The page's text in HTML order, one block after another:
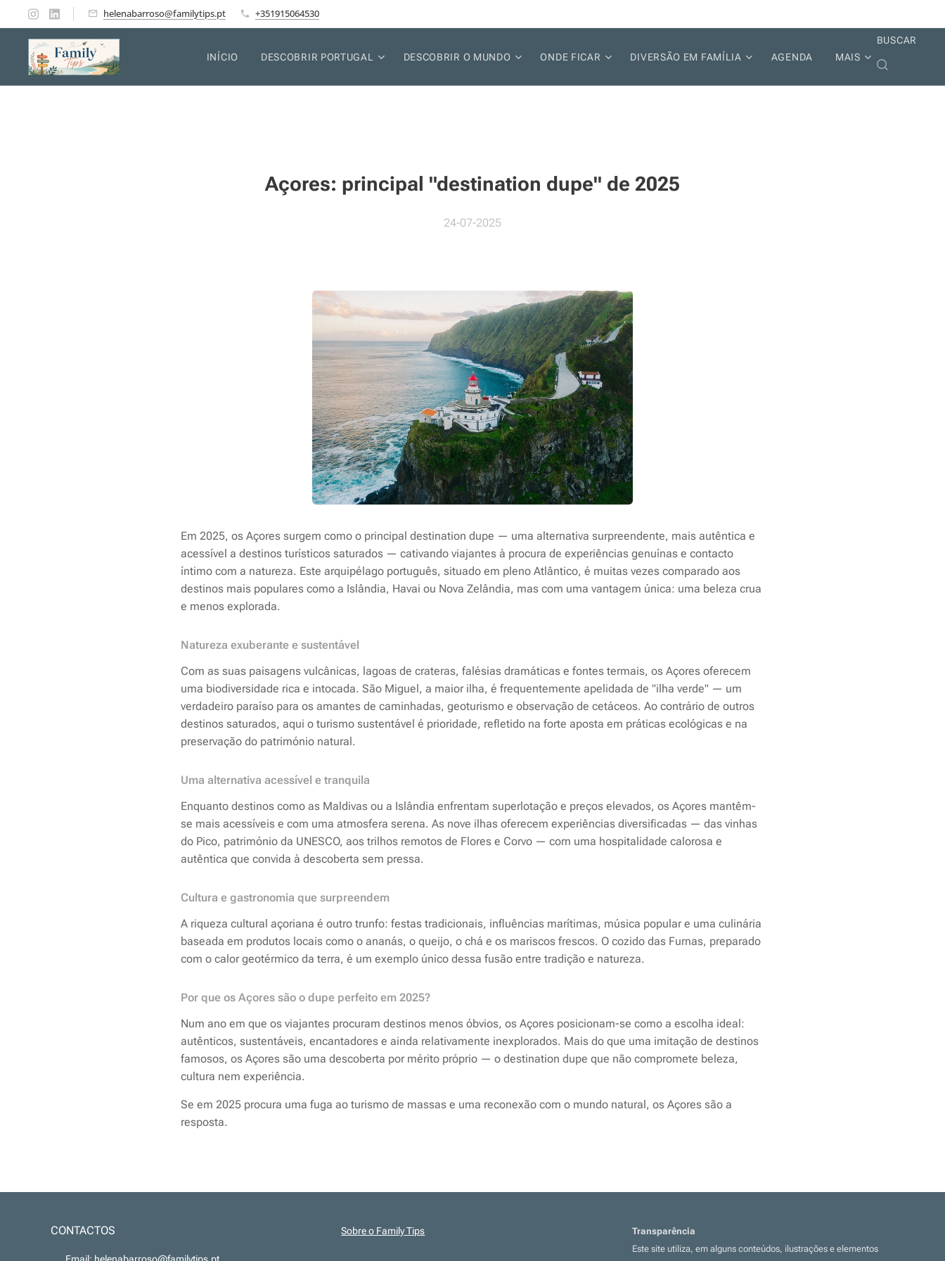
helenabarroso@familytips.pt +351915064530
INÍCIO DESCOBRIR PORTUGAL DESCOBRIR O MUNDO ONDE FICAR DIVERSÃO EM FAMÍLIA AGENDA MAIS
BUSCAR
Açores: principal "destination dupe" de 2025
24-07-2025
Em 2025, os Açores surgem como o principal destination dupe — uma alternativa surpreendente, mais autêntica e
acessível a destinos turísticos saturados — cativando viajantes à procura de experiências genuínas e contacto
íntimo com a natureza. Este arquipélago português, situado em pleno Atlântico, é muitas vezes comparado aos
destinos mais populares como a Islândia, Havai ou Nova Zelândia, mas com uma vantagem única: uma beleza crua
e menos explorada.
Natureza exuberante e sustentável
Com as suas paisagens vulcânicas, lagoas de crateras, falésias dramáticas e fontes termais, os Açores oferecem
uma biodiversidade rica e intocada. São Miguel, a maior ilha, é frequentemente apelidada de "ilha verde" — um
verdadeiro paraíso para os amantes de caminhadas, geoturismo e observação de cetáceos. Ao contrário de outros
destinos saturados, aqui o turismo sustentável é prioridade, refletido na forte aposta em práticas ecológicas e na
preservação do património natural.
Uma alternativa acessível e tranquila
Enquanto destinos como as Maldivas ou a Islândia enfrentam superlotação e preços elevados, os Açores mantêm-
se mais acessíveis e com uma atmosfera serena. As nove ilhas oferecem experiências diversificadas — das vinhas
do Pico, património da UNESCO, aos trilhos remotos de Flores e Corvo — com uma hospitalidade calorosa e
autêntica que convida à descoberta sem pressa.
Cultura e gastronomia que surpreendem
A riqueza cultural açoriana é outro trunfo: festas tradicionais, influências marítimas, música popular e uma culinária
baseada em produtos locais como o ananás, o queijo, o chá e os mariscos frescos. O cozido das Furnas, preparado
com o calor geotérmico da terra, é um exemplo único dessa fusão entre tradição e natureza.
Por que os Açores são o dupe perfeito em 2025?
Num ano em que os viajantes procuram destinos menos óbvios, os Açores posicionam-se como a escolha ideal:
autênticos, sustentáveis, encantadores e ainda relativamente inexplorados. Mais do que uma imitação de destinos
famosos, os Açores são uma descoberta por mérito próprio — o destination dupe que não compromete beleza,
cultura nem experiência.
Se em 2025 procura uma fuga ao turismo de massas e uma reconexão com o mundo natural, os Açores são a
resposta.
CONTACTOS Sobre o Family Tips
Transparência
Este site utiliza, em alguns conteúdos, ilustrações e elementos